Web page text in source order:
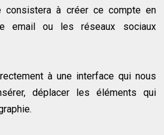
consistera à créer ce compte en
email ou les réseaux sociaux
à une interface qui nous
déplacer les éléments qui